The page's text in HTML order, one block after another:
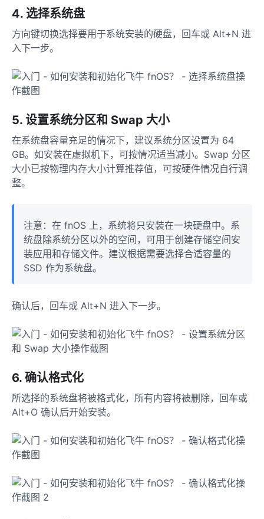
4. 选择系统盘
方向键切换选择要用于系统安装的硬盘，回车或 Alt+N 进
入下一步。
5. 设置系统分区和 Swap 大小
在系统盘容量充足的情况下，建议系统分区设置为 64
GB。如安装在虚拟机下，可按情况适当减小。Swap 分区
大小已按物理内存大小计算推荐值，可按硬件情况自行调
整。
注意：在 fnOS 上，系统将只安装在一块硬盘中。系
统盘除系统分区以外的空间，可用于创建存储空间安
装应用和存储文件。建议根据需要选择合适容量的
SSD 作为系统盘。
确认后，回车或 Alt+N 进入下一步。
6. 确认格式化
所选择的系统盘将被格式化，所有内容将被删除，回车或
Alt+O 确认后开始安装。